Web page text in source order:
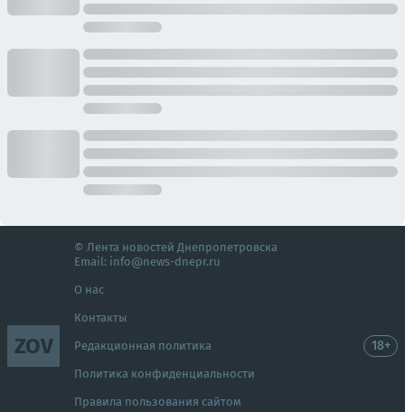
ZOV
© Лента новостей Днепропетровска
Email: info@news-dnepr.ru
О нас
Контакты
Редакционная политика
Политика конфиденциальности
Правила пользования сайтом
18+